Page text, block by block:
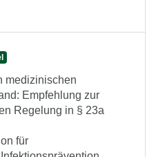
medizinischen
Empfehlung zur
Regelung in § 23a
für